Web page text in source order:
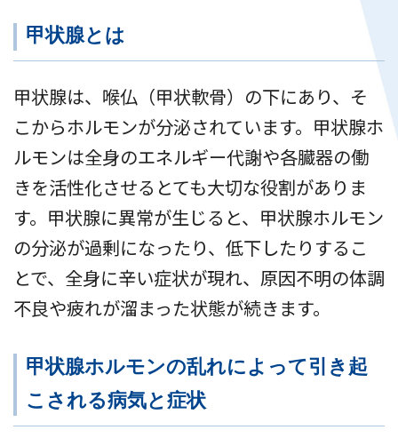
甲状腺とは
甲状腺は、喉仏（甲状軟骨）の下にあり、そ
こからホルモンが分泌されています。甲状腺ホ
ルモンは全身のエネルギー代謝や各臓器の働
きを活性化させるとても大切な役割がありま
す。甲状腺に異常が生じると、甲状腺ホルモン
の分泌が過剰になったり、低下したりするこ
とで、全身に辛い症状が現れ、原因不明の体調
不良や疲れが溜まった状態が続きます。
甲状腺ホルモンの乱れによって引き起
こされる病気と症状